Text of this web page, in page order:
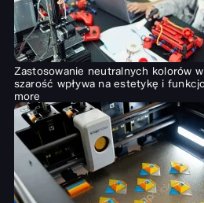
Zastosowanie neutralnych kolorów
szarość wpływa na estetykę i
more